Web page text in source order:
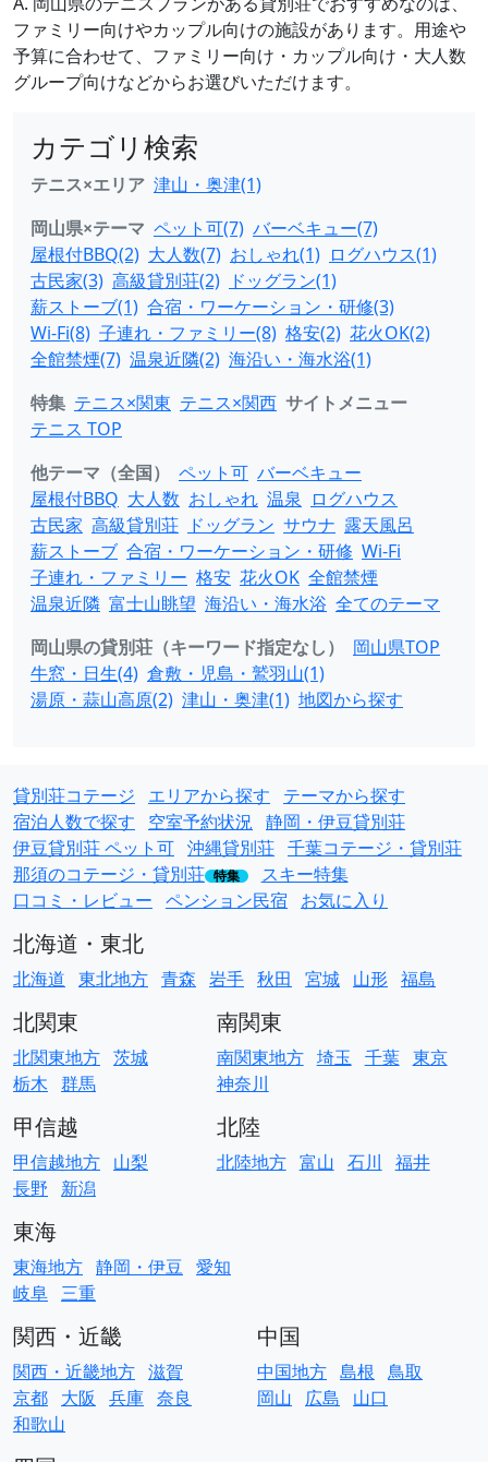
ファミリー向けやカップル向けの施設があります。用途や
予算に合わせて、ファミリー向け・カップル向け・大人数
グループ向けなどからお選びいただけます。
カテゴリ検索
テニス×エリア 津山・奥津(1)
岡山県×テーマ ペット可(7) バーベキュー(7)
屋根付BBQ(2) 大人数(7) おしゃれ(1) ログハウス(1)
古民家(3) 高級貸別荘(2) ドッグラン(1)
薪ストーブ(1) 合宿・ワーケーション・研修(3)
Wi-Fi(8) 子連れ・ファミリー(8) 格安(2) 花火OK(2)
全館禁煙(7) 温泉近隣(2) 海沿い・海水浴(1)
特集 テニス×関東 テニス×関西 サイトメニュー
テニス TOP
他テーマ（全国）
ペット可 バーベキュー
屋根付BBQ 大人数 おしゃれ 温泉 ログハウス
古民家 高級貸別荘 ドッグラン サウナ 露天風呂
薪ストーブ 合宿・ワーケーション・研修 Wi-Fi
子連れ・ファミリー 格安 花火OK 全館禁煙
温泉近隣 富士山眺望 海沿い・海水浴 全てのテーマ
岡山県の貸別荘（キーワード指定なし）
岡山県TOP
牛窓・日生(4) 倉敷・児島・鷲羽山(1)
湯原・蒜山高原(2) 津山・奥津(1) 地図から探す
貸別荘コテージ エリアから探す
テーマから探す
宿泊人数で探す
空室予約状況 静岡・伊豆貸別荘
伊豆貸別荘 ペット可 沖縄貸別荘 千葉コテージ・貸別荘
那須のコテージ・貸別荘 特集
スキー特集
口コミ・レビュー ペンション民宿 お気に入り
北海道・東北
北海道 東北地方 青森 岩手 秋田 宮城 山形 福島
北関東
北関東地方 茨城
栃木 群馬
南関東
南関東地方 埼玉 千葉 東京
神奈川
甲信越
甲信越地方 山梨
長野
新潟
北陸
北陸地方 富山 石川 福井
東海
東海地方 静岡・伊豆 愛知
岐阜 三重
関西・近畿
関西・近畿地方 滋賀
京都 大阪 兵庫 奈良
和歌山
中国
中国地方 島根 鳥取
岡山
広島 山口